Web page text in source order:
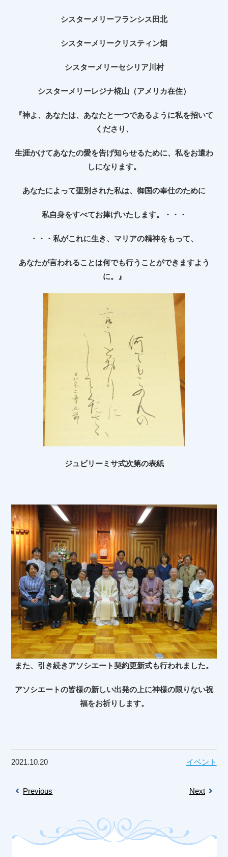
シスターメリーフランシス田北
シスターメリークリスティン畑
シスターメリーセシリア川村
シスターメリーレジナ椛山（アメリカ在住）
『神よ、あなたは、あなたと一つであるように私を招いて
くださり、
生涯かけてあなたの愛を告げ知らせるために、私をお遣わ
しになります。
あなたによって聖別された私は、御国の奉仕のために
私自身をすべてお捧げいたします。・・・
・・・私がこれに生き、マリアの精神をもって、
あなたが言われることは何でも行うことができますよう
に。』
ジュビリーミサ式次第の表紙
また、引き続きアソシエート契約更新式も行われました。
アソシエートの皆様の新しい出発の上に神様の限りない祝
福をお祈りします。
2021.10.20 イベント
Previous Next